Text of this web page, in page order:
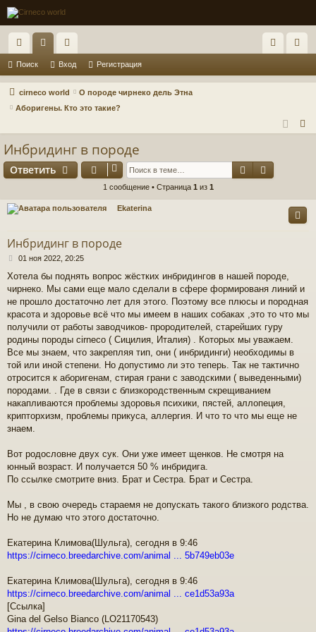
с
ы
лк
ум
ы
ол
ьз
ов
ел
и
д ис
ац
Поиск Вход Регистрация
cirneco world
О породе чирнеко дель Этна
Аборигены. Кто это такие?
Инбридинг в породе
Ответить Поиск
1 сообщение • Страница 1 из 1
Ekaterina
Инбридинг в породе
С
о
б
щ
и
е
01 ноя 2022, 20:25
Хотела бы поднять вопрос жёстких инбридингов в нашей породе,
чирнеко. Мы сами еще мало сделали в сфере формированя линий и
не прошло достаточно лет для этого. Поэтому все плюсы и породная
красота и здоровье всё что мы имеем в наших собаках ,это то что мы
получили от работы заводчиков- прородителей, старейших гуру
родины породы cirneco ( Сицилия, Италия) . Которых мы уважаем.
Все мы знаем, что закрепляя тип, они ( инбридинги) необходимы в
той или иной степени. Но допустимо ли это теперь. Так не тактично
отросится к аборигенам, стирая грани с заводскими ( выведенными)
породами. . Где в связи с близкородственным скрещиванием
накапливаются проблемы здоровья психики, пястей, аллопеция,
крипторхизм, проблемы прикуса, аллергия. И что то что мы еще не
знаем.
Вот родословне двух сук. Они уже имеет щенков. Не смотря на
юнный возраст. И получается 50 % инбридига.
По ссылке смотрите вниз. Брат и Сестра. Брат и Сестра.
Мы , в свою очередь стараемя не допускать такого близкого родства.
Но не думаю что этого достаточно.
Екатерина Климова(Шульга), сегодня в 9:46
https://cirneco.breedarchive.com/animal ... 5b749eb03e
Екатерина Климова(Шульга), сегодня в 9:46
https://cirneco.breedarchive.com/animal ... ce1d53a93a
[Ссылка]
Gina del Gelso Bianco (LO21170543)